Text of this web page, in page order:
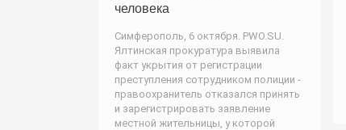
человека
Симферополь, 6 октября. PWO.SU.
Ялтинская прокуратура выявила
факт укрытия от регистрации
преступления сотрудником полиции -
правоохранитель отказался принять
и зарегистрировать заявление
местной жительницы, у которой